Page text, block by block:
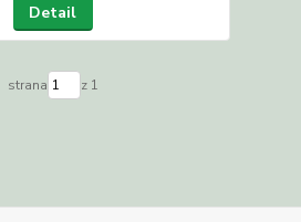
Detail
strana z 1